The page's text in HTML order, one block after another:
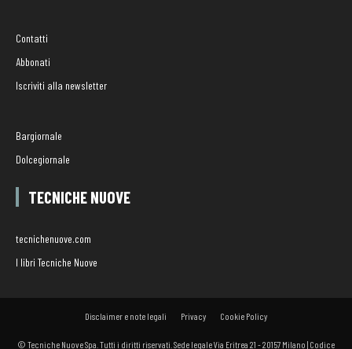
Contatti
Abbonati
Iscriviti alla newsletter
Bargiornale
Dolcegiornale
TECNICHE NUOVE
tecnichenuove.com
I libri Tecniche Nuove
Disclaimer e note legali Privacy Cookie Policy
© Tecniche Nuove Spa. Tutti i diritti riservati. Sede legale Via Eritrea 21 - 20157 Milano | Codice